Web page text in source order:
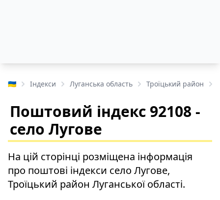
🇺🇦 Індекси Луганська область Троїцький район
Поштовий індекс 92108 -
село Лугове
На цій сторінці розміщена інформація
про поштові індекси село Лугове,
Троїцький район Луганської області.